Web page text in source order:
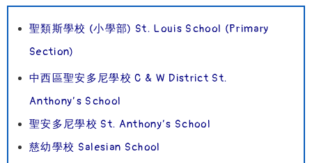
聖類斯學校 (小學部) St. Louis School (Primary
Section)
中西區聖安多尼學校 C & W District St.
Anthony’s School
聖安多尼學校 St. Anthony’s School
慈幼學校 Salesian School